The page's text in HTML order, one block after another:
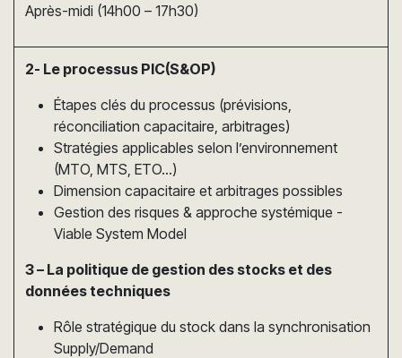
Après-midi (14h00 – 17h30)
2- Le processus PIC(S&OP)
Étapes clés du processus (prévisions,
réconciliation capacitaire, arbitrages)
Stratégies applicables selon l’environnement
(MTO, MTS, ETO…)
Dimension capacitaire et arbitrages possibles
Gestion des risques & approche systémique -
Viable System Model
3 – La politique de gestion des stocks et des
données techniques
Rôle stratégique du stock dans la synchronisation
Supply/Demand